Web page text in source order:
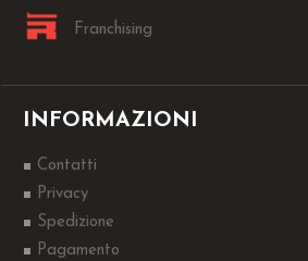
Franchising
INFORMAZIONI
Contatti
Privacy
Spedizione
Pagamento